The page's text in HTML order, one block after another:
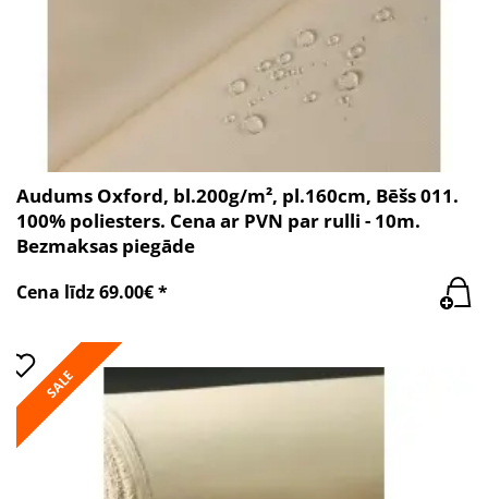
Audums Oxford, bl.200g/m², pl.160cm, Bēšs 011.
100% poliesters. Cena ar PVN par rulli - 10m.
Bezmaksas piegāde
Cena līdz 69.00€ *
SALE